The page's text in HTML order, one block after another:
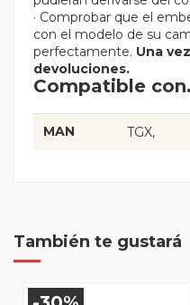
· Comprobar que el
con el modelo de su
perfectamente. Una
devoluciones.
Compatible
MAN TGX
También te gustará